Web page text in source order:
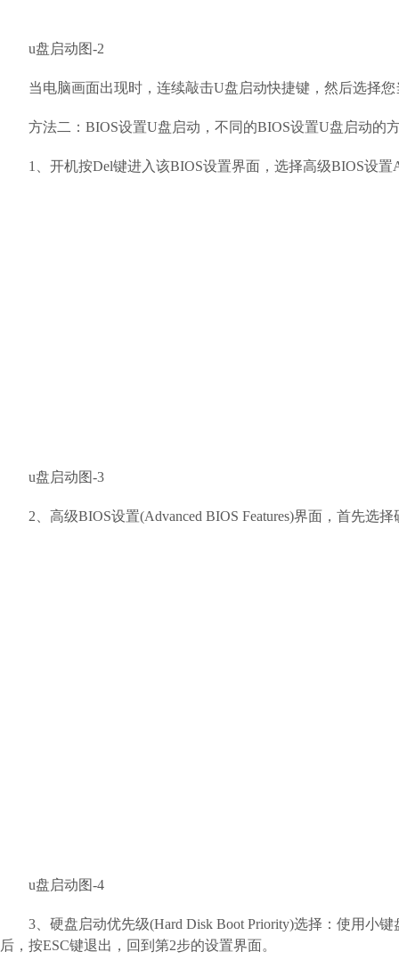
u盘启动图-2
当电脑画面出现时，连续敲击U盘启动快捷键，然后选择
方法二：BIOS设置U盘启动，不同的BIOS设置U盘启动的
1、开机按Del键进入该BIOS设置界面，选择高级BIOS设置
u盘启动图-3
2、高级BIOS设置(Advanced BIOS Features)界面，首先选
u盘启动图-4
3、硬盘启动优先级(Hard Disk Boot Priority)选择：使用小
后，按ESC键退出，回到第2步的设置界面。